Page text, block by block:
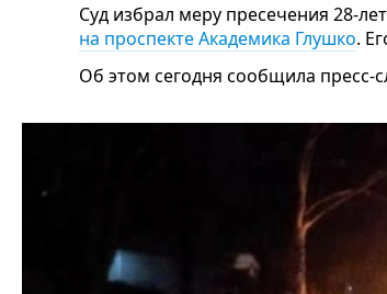
Суд избрал меру пресечения 28-
на проспекте Академика Глушко.
Об этом сегодня сообщила пресс-